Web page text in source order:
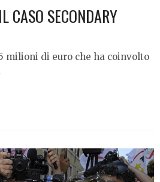
CASO SECONDARY
milioni di euro che ha coinvolto